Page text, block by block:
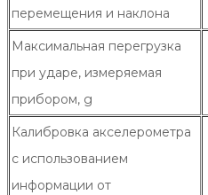
перемещения и наклона
Максимальная перегрузка
при ударе, измеряемая
прибором, g
Калибровка акселерометра
с использованием
информации от